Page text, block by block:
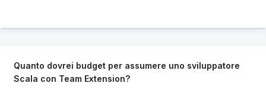
Quanto dovrei budget per assumere uno sviluppatore
Scala con Team Extension?